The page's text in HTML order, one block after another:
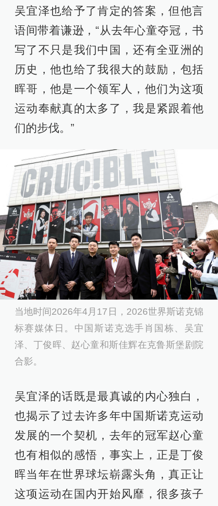
吴宜泽也给予了肯定的答案，但他言
语间带着谦逊，“从去年心童夺冠，书
写了不只是我们中国，还有全亚洲的
历史，他也给了我很大的鼓励，包括
晖哥，他是一个领军人，他们为这项
运动奉献真的太多了，我是紧跟着他
们的步伐。”
当地时间2026年4月17日，2026世界斯诺克锦
标赛媒体日。中国斯诺克选手肖国栋、吴宜
泽、丁俊晖、赵心童和斯佳辉在克鲁斯堡剧院
合影。
吴宜泽的话既是最真诚的内心独白，
也揭示了过去许多年中国斯诺克运动
发展的一个契机，去年的冠军赵心童
也有相似的感悟，事实上，正是丁俊
晖当年在世界球坛崭露头角，真正让
这项运动在国内开始风靡，很多孩子